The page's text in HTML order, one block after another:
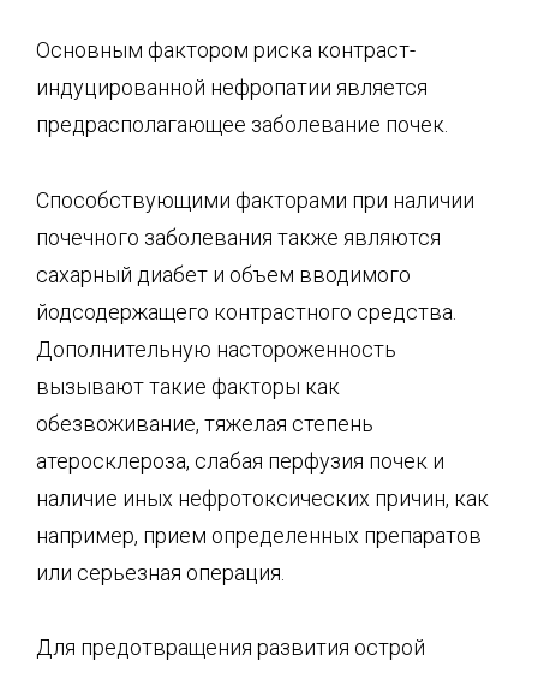
Основным фактором риска контраст-
индуцированной нефропатии является
предрасполагающее заболевание почек.
Способствующими факторами при наличии
почечного заболевания также являются
сахарный диабет и объем вводимого
йодсодержащего контрастного средства.
Дополнительную настороженность
вызывают такие факторы как
обезвоживание, тяжелая степень
атеросклероза, слабая перфузия почек и
наличие иных нефротоксических причин, как
например, прием определенных препаратов
или серьезная операция.
Для предотвращения развития острой